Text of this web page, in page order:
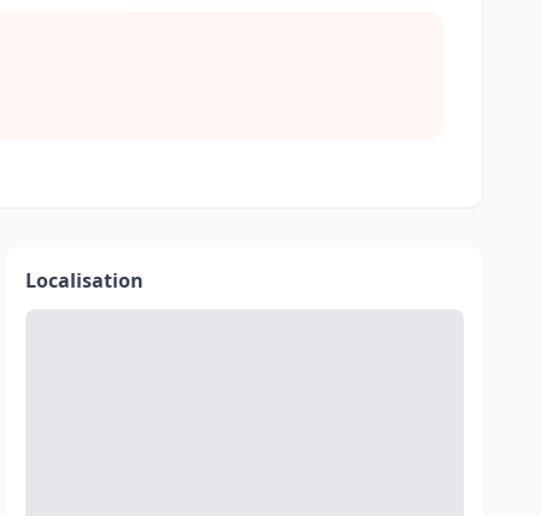
Localisation